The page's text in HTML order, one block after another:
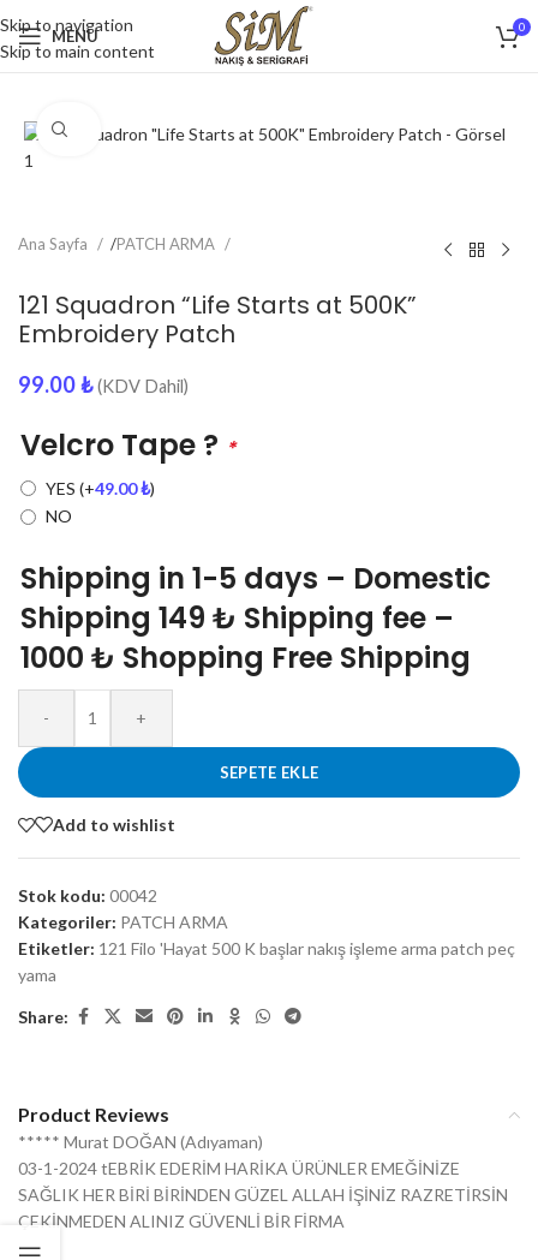
Skip to navigation
Skip to main content
MENU 0
Click to enlarge
Ana Sayfa /PATCH ARMA
121 Squadron “Life Starts at 500K”
Embroidery Patch
99.00₺ (KDV Dahil)
Velcro Tape ? *
YES (+49.00₺)
NO
Shipping in 1-5 days – Domestic
Shipping 149 ₺ Shipping fee –
1000 ₺ Shopping Free Shipping
- +
SEPETE EKLE
Add to wishlist
Stok kodu: 00042
Kategoriler: PATCH ARMA
Etiketler: 121 Filo 'Hayat 500 K başlar nakış işleme arma patch peç
yama
Share:
Product Reviews
***** Murat DOĞAN (Adıyaman)
03-1-2024 tEBRİK EDERİM HARİKA ÜRÜNLER EMEĞİNİZE
SAĞLIK HER BİRİ BİRİNDEN GÜZEL ALLAH İŞİNİZ RAZRETİRSİN
ÇEKİNMEDEN ALINIZ GÜVENLİ BİR FİRMA